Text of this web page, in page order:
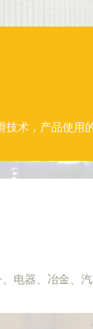
技术，产品使用
电器、冶金、